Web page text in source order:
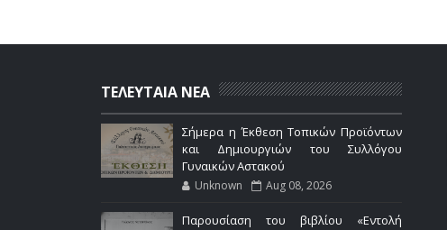
ΤΕΛΕΥΤΑΙΑ ΝΕΑ
Σήμερα η Έκθεση Τοπικών Προϊόντων
και Δημιουργιών του Συλλόγου
Γυναικών Αστακού
Unknown Aug 08, 2026
Παρουσίαση του βιβλίου «Εντολή